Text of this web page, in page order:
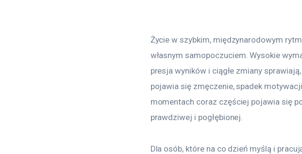
Życie w szybkim, międzynarodowym
własnym samopoczuciem. Wysokie
presja wyników i ciągłe zmiany
pojawia się zmęczenie, spadek
momentach coraz częściej pojawia się
prawdziwej i pogłębionej.
Dla osób, które na co dzień myślą i